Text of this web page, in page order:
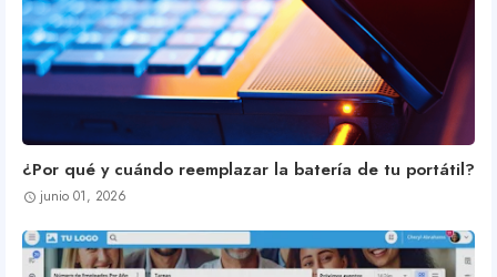
¿Por qué y cuándo reemplazar la batería de tu portátil?
junio 01, 2026